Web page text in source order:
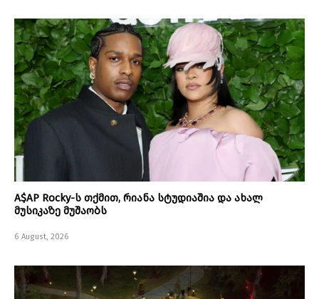
A$AP Rocky-ს თქმით, რიანა სტუდიაშია და ახალ
მუსიკაზე მუშაობს
6 August, 2026